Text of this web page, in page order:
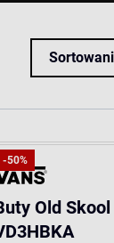
-50%
Old